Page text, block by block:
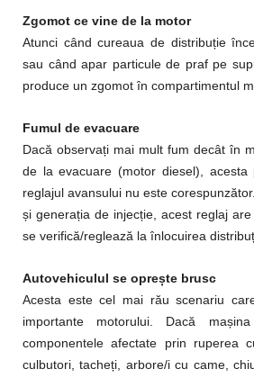
Zgomot ce vine de la motor
Atunci când cureaua de distribuție
sau când apar particule de praf pe
produce un zgomot în compartimentul
Fumul de evacuare
Dacă observați mai mult fum decât în
de la evacuare (motor diesel),
reglajul avansului nu este
și generația de injecție, acest reglaj
se verifică/reglează la înlocuirea
Autovehiculul se oprește brusc
Acesta este cel mai rău scenariu
importante motorului. Dacă
componentele afectate prin ruperea
culbutori, tacheți, arbore/i cu came,